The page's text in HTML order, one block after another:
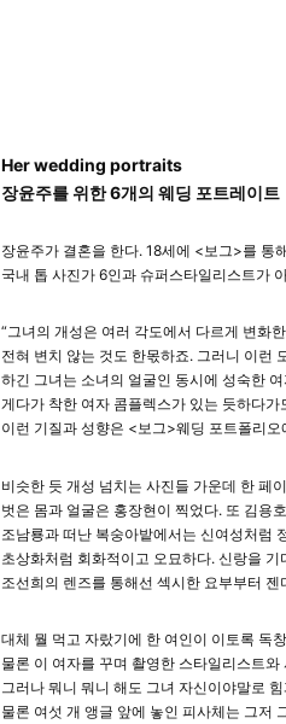
VOGUE
2024-
01-
by
creativeband
Her wedding portraits
장윤주를 위한 6개의 웨딩 포트레이트
장윤주가 결혼을 한다. 18세에 <보그>를 통
국내 톱 사진가 6인과 슈퍼스타일리스트가
“그녀의 개성은 여러 각도에서 다르게 변화
전혀 변치 않는 것도 한몫하죠. 그러니 이런
하긴 그녀는 소녀의 얼굴인 동시에 성숙한
게다가 착한 여자 콤플렉스가 있는 듯하다
이런 기질과 성향은 <보그>웨딩 포트폴리
비슷한 듯 개성 넘치는 사진들 가운데 한 페
벗은 몸과 얼굴은 홍장현이 찍었다. 또 김용
조남룡과 떠난 복숭아밭에서는 신여성처럼
초상화처럼 회화적이고 오묘하다. 신랑을
조선희의 렌즈를 통해선 섹시한 요부부터 젠
대체 뭘 먹고 자랐기에 한 여인이 이토록 독
물론 이 여자를 꾸며 촬영한 스타일리스트
그러나 뭐니 뭐니 해도 그녀 자신이야말로
물론 여섯 개 앵글 앞에 놓인 피사체는 그저